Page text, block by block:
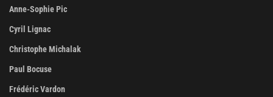
Anne-Sophie Pic
Cyril Lignac
Christophe Michalak
Paul Bocuse
Frédéric Vardon